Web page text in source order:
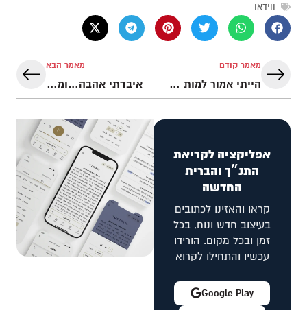
ווידאו
מאמר קודם
הייתי אמור למות אבל אלוהי ישראל הציל אותי | העדות של בשארה
מאמר הבא
איבדתי אהבה…ומצאתי משמעות אמיתית | העדות של קים
אפליקציה לקריאת
התנ״ך והברית
החדשה
קראו והאזינו לכתובים
בעיצוב חדש ונוח, בכל
זמן ובכל מקום. הורידו
עכשיו והתחילו לקרוא
Google Play